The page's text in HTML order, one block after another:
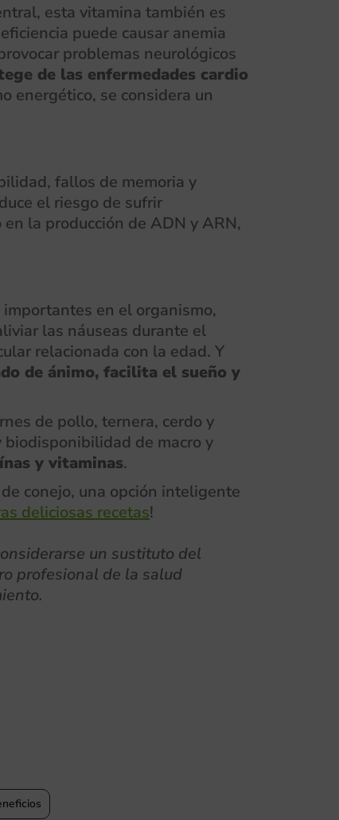
esta vitamina también es
puede causar anemia
problemas neurológicos
de las enfermedades cardio
energético, se considera un
fallos de memoria y
el riesgo de sufrir
la producción de ADN y ARN,
en el organismo,
las náuseas durante el
relacionada con la edad. Y
de ánimo, facilita el sueño y
de pollo, ternera, cerdo y
de macro y
y vitaminas.
conejo, una opción inteligente
deliciosas recetas!
un sustituto del
profesional de la salud